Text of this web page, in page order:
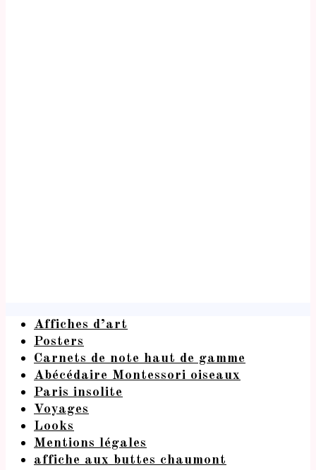
Affiches d’art
Posters
Carnets de note haut de gamme
Abécédaire Montessori oiseaux
Paris insolite
Voyages
Looks
Mentions légales
affiche aux buttes chaumont